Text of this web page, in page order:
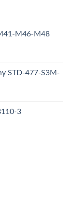
M46-M48
STD-477-S3M-
3